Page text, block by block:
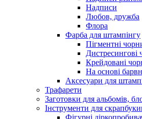
Надписи
Любов, дружба
Флора
Фарба для штампінгу
Пігментні
Дистресингові
Крейдовані
На основі
Аксесуари для
Трафарети
Заготовки для альбомів,
Інструменти для
Фігурні